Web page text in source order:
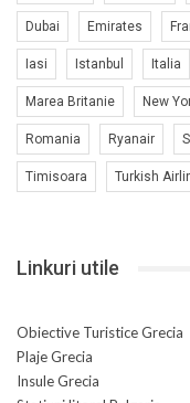
Dubai Emirates
Iasi Istanbul Italia
Marea Britanie New
Romania Ryanair
Timisoara Turkish
Linkuri utile
Obiective Turistice Grecia
Plaje Grecia
Insule Grecia